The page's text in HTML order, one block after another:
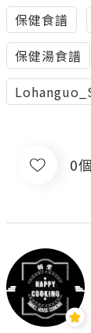
保健食譜
保健湯食譜
0